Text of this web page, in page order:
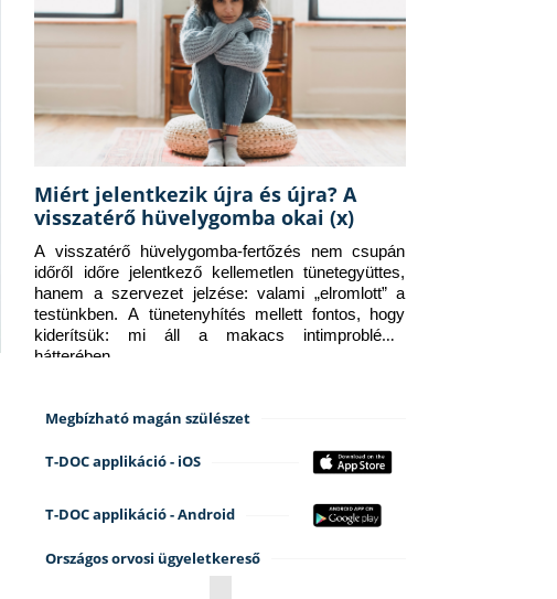
Miért jelentkezik újra és újra? A
visszatérő hüvelygomba okai (x)
A visszatérő hüvelygomba-fertőzés nem csupán
időről időre jelentkező kellemetlen tünetegyüttes,
hanem a szervezet jelzése: valami „elromlott” a
testünkben. A tünetenyhítés mellett fontos, hogy
kiderítsük: mi áll a makacs intimprobléma
hátterében.
Megbízható magán szülészet
T-DOC applikáció - iOS
T-DOC applikáció - Android
Országos orvosi ügyeletkereső